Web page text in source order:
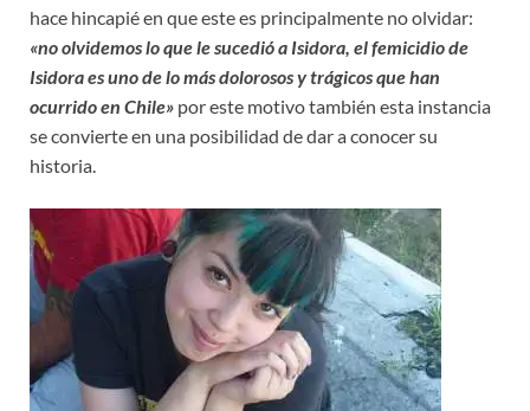
hace hincapié en que este es principalmente no olvidar:
«no olvidemos lo que le sucedió a Isidora, el femicidio de
Isidora es uno de lo más dolorosos y trágicos que han
ocurrido en Chile» por este motivo también esta instancia
se convierte en una posibilidad de dar a conocer su
historia.